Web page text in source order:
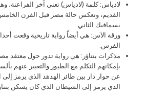
لادياس: كلمة (لادياس) تعني آخر الفراعنة،
القديم، وتعكس حالة مصر قبل القرن
بسمافيك الثاني.
ورقة الآس: هي أيضاً رواية تاريخية وقعت
الفرس.
مذكرات بنتاؤر: هي رواية تدور حول معتقد
بإمكانهم التكلم مع الطيور والتعبير عنهم
عن حوار دار بين طائر الهدهد الذي يرمز إلى
الذي يرمز إلى الشيطان الذي كان يسكن